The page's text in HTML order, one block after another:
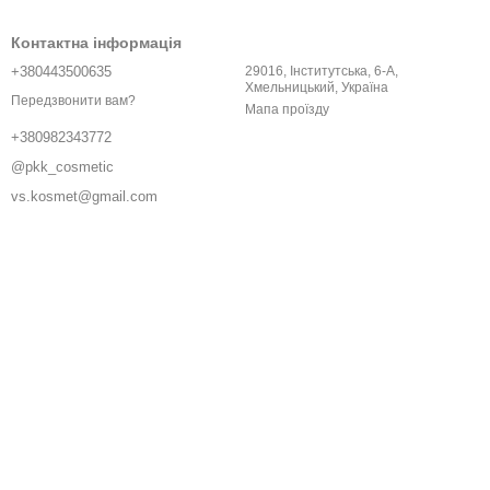
Контактна інформація
+380443500635
Передзвонити вам?
+380982343772
@pkk_cosmetic
vs.kosmet@gmail.com
29016, Інститутська, 6-A,
Хмельницький, Україна
Мапа проїзду